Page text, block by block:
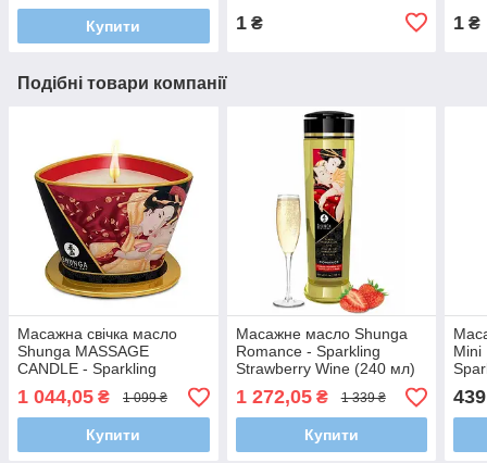
Купити 1₴ 1 ₴
Подібні товари компанії
Масажна свічка масло
Shunga MASSAGE
CANDLE - Sparkling
Strawberry Wine (170 мл)
1 044,05 ₴ 1 099 ₴
Купити
Масажне масло Shunga
Romance - Sparkling
Strawberry Wine (240 мл)
натуральне зволожуючий
1 272,05₴ 1 339 ₴
Купити
Mini
(30
439